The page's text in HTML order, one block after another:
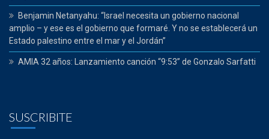
Benjamin Netanyahu: “Israel necesita un gobierno nacional
amplio – y ese es el gobierno que formaré. Y no se establecerá un
Estado palestino entre el mar y el Jordán”
AMIA 32 años: Lanzamiento canción “9:53” de Gonzalo Sarfatti
SUSCRIBITE